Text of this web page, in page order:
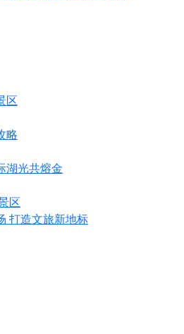
区
略
湖光共熔金
区
打造文旅新地标